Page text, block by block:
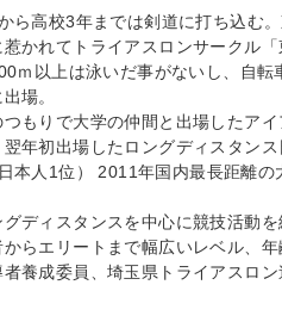
ら高校3年までは剣道に打ち込む
惹かれてトライアスロンサークル
ｍ以上は泳いだ事がないし、自
場。
もりで大学の仲間と出場したア
翌年初出場したロングディスタン
本人1位） 2011年国内最長距離
グディスタンスを中心に競技活動
からエリートまで幅広いレベル、
養成委員、埼玉県トライアスロ